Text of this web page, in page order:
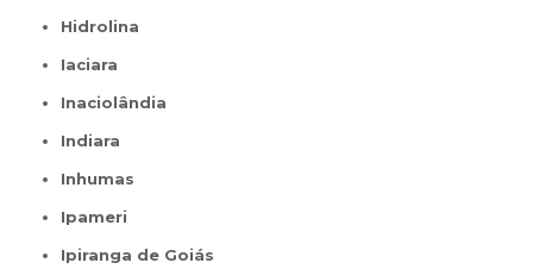
Hidrolina
Iaciara
Inaciolândia
Indiara
Inhumas
Ipameri
Ipiranga de Goiás